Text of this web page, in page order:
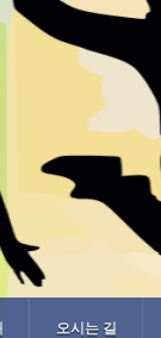
오시는 길